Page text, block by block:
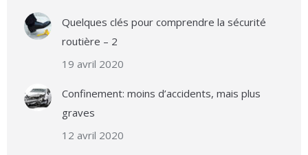
Quelques clés pour comprendre la sécurité
routière – 2
19 avril 2020
Confinement: moins d’accidents, mais plus
graves
12 avril 2020